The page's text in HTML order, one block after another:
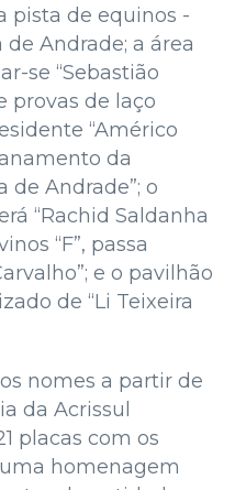
pista de equinos -
Andrade; a área
se “Sebastião
provas de laço
“Américo
da
de Andrade”; o
“Rachid Saldanha
“F”, passa
e o pavilhão
de “Li Teixeira
nomes a partir de
da Acrissul
placas com os
homenagem